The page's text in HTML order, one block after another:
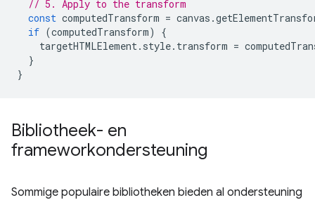
// 5. Apply to the transform
const computedTransform = canvas .
if (computedTransform)
{
targetHTMLElement. style. transform =
}
}
Bibliotheek- en
frameworkondersteuning
Sommige populaire bibliotheken bieden al ondersteuning